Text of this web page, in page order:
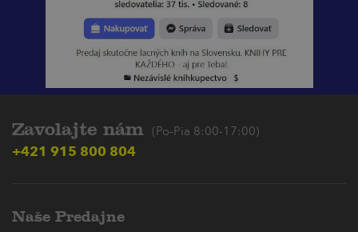
Zavolajte nám (Po-Pia 8:00-17:00)
+421 915 800 804
Naše Predajne